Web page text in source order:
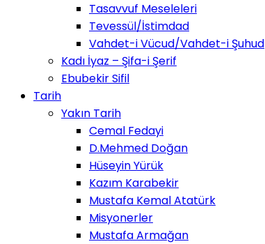
Tasavvuf Meseleleri
Tevessül/İstimdad
Vahdet-i Vücud/Vahdet-i Şuhud
Kadı İyaz – Şifa-i Şerif
Ebubekir Sifil
Tarih
Yakın Tarih
Cemal Fedayi
D.Mehmed Doğan
Hüseyin Yürük
Kazım Karabekir
Mustafa Kemal Atatürk
Misyonerler
Mustafa Armağan